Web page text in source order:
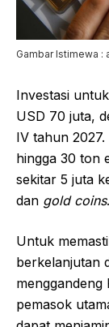
Gambar Istimewa :
Investasi
USD 70 juta,
IV tahun
hingga 30 ton
sekitar 5 juta
dan gold coins.
Untuk
berkelanjutan
menggandeng
pemasok